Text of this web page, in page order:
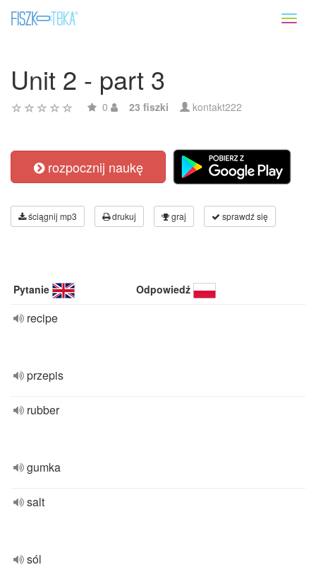
Unit 2 - part 3
0 23 fiszki kontakt222
rozpocznij naukę
ściągnij mp3 drukuj graj sprawdź się
Pytanie Odpowiedź
recipe
przepis
rubber
gumka
salt
sól